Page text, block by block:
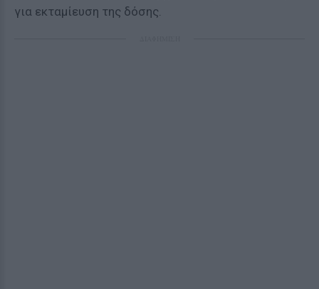
για εκταμίευση της δόσης.